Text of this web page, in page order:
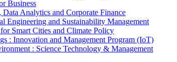
Business
Analytics and Corporate Finance
Engineering and Sustainability Management
Smart Cities and Climate Policy
: Innovation and Management Program (IoT)
: Science Technology & Management